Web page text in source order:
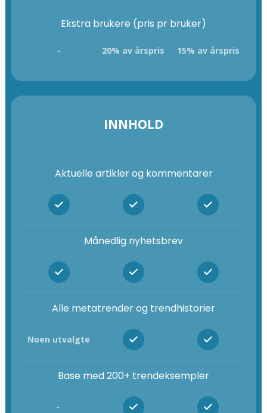
Ekstra brukere (pris pr bruker)
- 20% av årspris 15% av årspris
INNHOLD
Aktuelle artikler og kommentarer
Månedlig nyhetsbrev
Alle metatrender og trendhistorier
Noen utvalgte
Base med 200+ trendeksempler
-